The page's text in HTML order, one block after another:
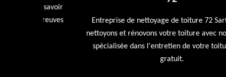
Entreprise de nettoyage de toiture 72 Sarthe nous
nettoyons et rénovons votre toiture avec nos produits
spécialisée dans l'entretien de votre toiture devis